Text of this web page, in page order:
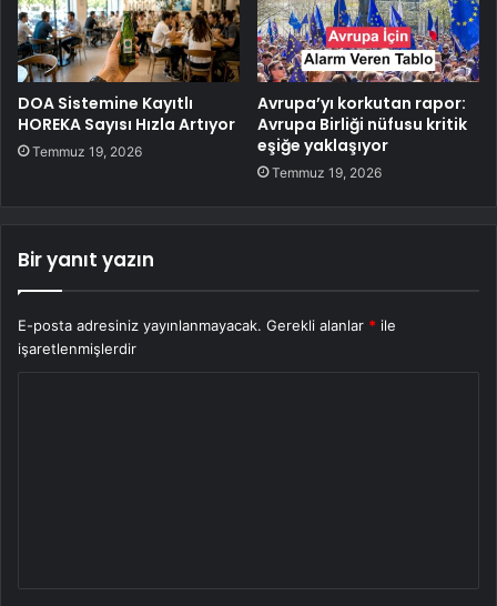
DOA Sistemine Kayıtlı
HOREKA Sayısı Hızla Artıyor
Temmuz 19, 2026
Avrupa’yı korkutan rapor:
Avrupa Birliği nüfusu kritik
eşiğe yaklaşıyor
Temmuz 19, 2026
Bir yanıt yazın
E-posta adresiniz yayınlanmayacak. Gerekli alanlar * ile
işaretlenmişlerdir